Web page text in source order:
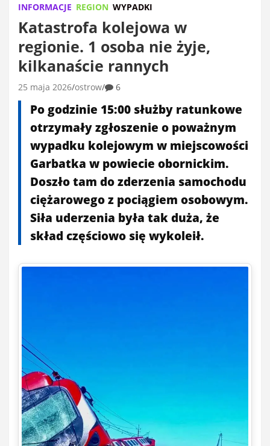
INFORMACJE REGION WYPADKI
Katastrofa kolejowa w
regionie. 1 osoba nie żyje,
kilkanaście rannych
25 maja 2026 ostrow 6
Po godzinie 15:00 służby ratunkowe
otrzymały zgłoszenie o poważnym
wypadku kolejowym w miejscowości
Garbatka w powiecie obornickim.
Doszło tam do zderzenia samochodu
ciężarowego z pociągiem osobowym.
Siła uderzenia była tak duża, że
skład częściowo się wykoleił.